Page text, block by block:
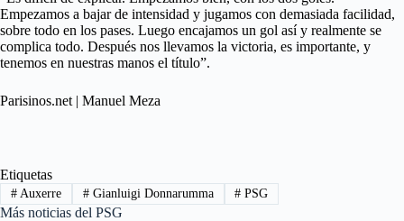
Empezamos a bajar de intensidad y jugamos con demasiada facilidad,
sobre todo en los pases. Luego encajamos un gol así y realmente se
complica todo. Después nos llevamos la victoria, es importante, y
tenemos en nuestras manos el título”.
Parisinos.net | Manuel Meza
Etiquetas
#Auxerre #Gianluigi Donnarumma # PSG
Más noticias del PSG